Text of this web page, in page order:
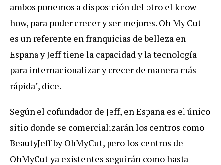
ambos ponemos a disposición del otro el know-
how, para poder crecer y ser mejores. Oh My Cut
es un referente en franquicias de belleza en
España y Jeff tiene la capacidad y la tecnología
para internacionalizar y crecer de manera más
rápida", dice.
Según el cofundador de Jeff, en España es el único
sitio donde se comercializarán los centros como
BeautyJeff by OhMyCut, pero los centros de
OhMyCut ya existentes seguirán como hasta